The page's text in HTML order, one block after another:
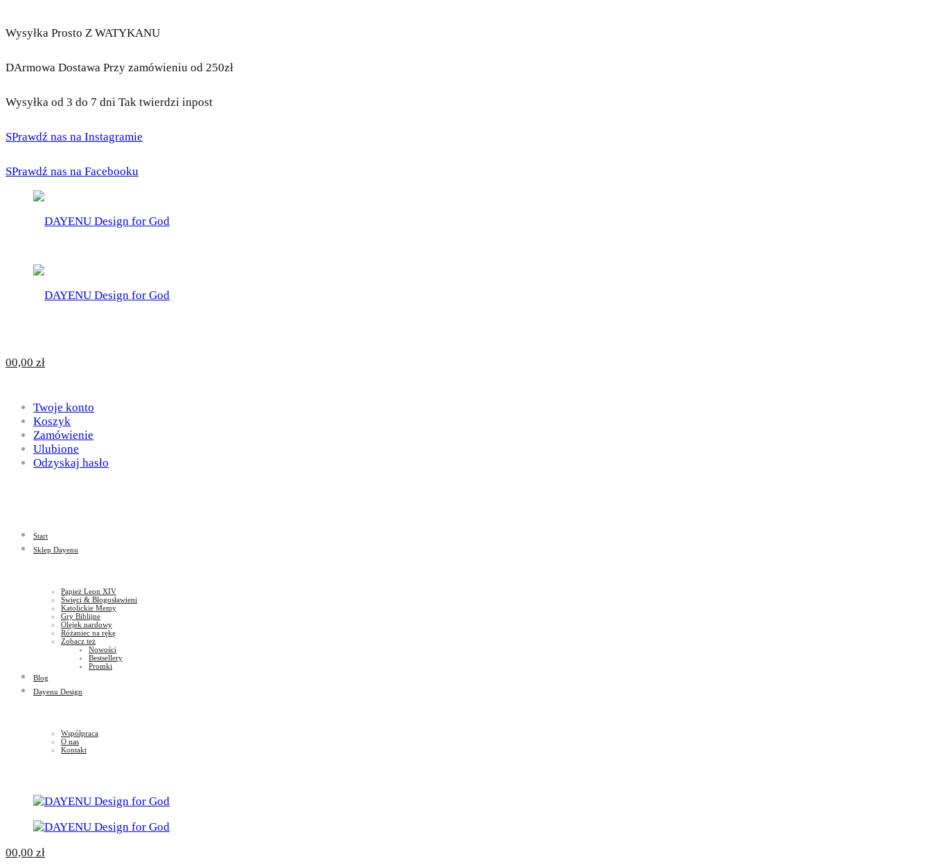
Wysyłka Prosto Z WATYKANU
DArmowa Dostawa Przy zamówieniu od 250zł
Wysyłka od 3 do 7 dni Tak twierdzi inpost
SPrawdź nas na Instagramie
SPrawdź nas na Facebooku
for
God
DAYENU
Design
God
00,00 zł
Twoje konto
Koszyk
Zamówienie
Ulubione
Odzyskaj hasło
Start
Sklep Dayenu
Papież Leon XIV
Święci & Błogosławieni
Katolickie Memy
Gry Biblijne
Olejek nardowy
Różaniec na rękę
Zobacz też
Nowości
Bestsellery
Promki
Blog
Dayenu Design
Współpraca
O nas
Kontakt
00,00 zł